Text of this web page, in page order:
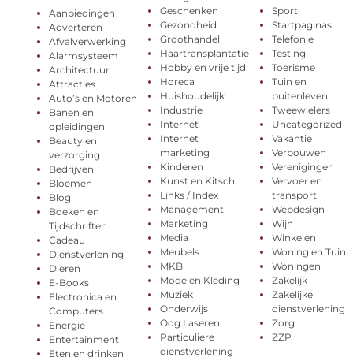
Aanbiedingen
Adverteren
Afvalverwerking
Alarmsysteem
Architectuur
Attracties
Auto’s en Motoren
Banen en
opleidingen
Beauty en
verzorging
Bedrijven
Bloemen
Blog
Boeken en
Tijdschriften
Cadeau
Dienstverlening
Dieren
E-Books
Electronica en
Computers
Energie
Entertainment
Eten en drinken
Geschenken
Gezondheid
Groothandel
Haartransplantatie
Hobby en vrije tijd
Horeca
Huishoudelijk
Industrie
Internet
Internet
marketing
Kinderen
Kunst en Kitsch
Links / Index
Management
Marketing
Media
Meubels
MKB
Mode en Kleding
Muziek
Onderwijs
Oog Laseren
Particuliere
dienstverlening
Sport
Startpaginas
Telefonie
Testing
Toerisme
Tuin en
buitenleven
Tweewielers
Uncategorized
Vakantie
Verbouwen
Verenigingen
Vervoer en
transport
Webdesign
Wijn
Winkelen
Woning en Tuin
Woningen
Zakelijk
Zakelijke
dienstverlening
Zorg
ZZP